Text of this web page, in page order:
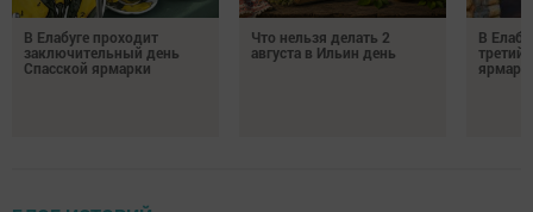
В Елабуге проходит
заключительный день
Спасской ярмарки
Что нельзя делать 2
августа в Ильин день
В
третий